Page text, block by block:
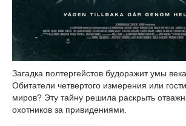
Загадка полтергейстов будоражит умы
Обитатели четвертого измерения или
миров? Эту тайну решила раскрыть
охотников за привидениями.